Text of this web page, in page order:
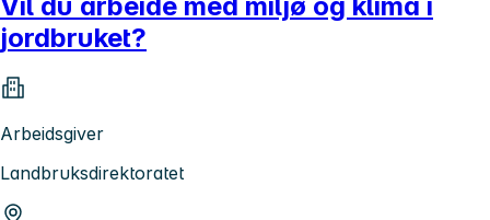
jordbruket?
Arbeidsgiver
Landbruksdirektoratet